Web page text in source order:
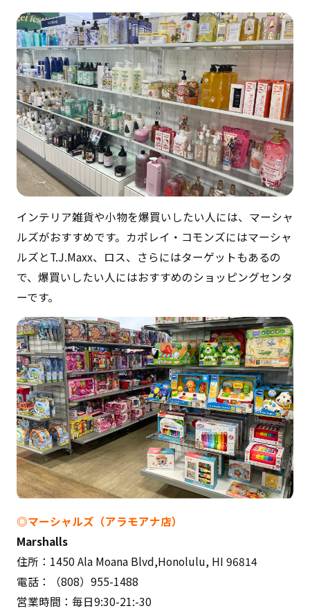
インテリア雑貨や小物を爆買いしたい人には、マーシャ
ルズがおすすめです。カポレイ・コモンズにはマーシャ
ルズとT.J.Maxx、ロス、さらにはターゲットもあるの
で、爆買いしたい人にはおすすめのショッピングセンタ
ーです。
◎マーシャルズ（アラモアナ店）
Marshalls
住所：1450 Ala Moana Blvd,Honolulu, HI 96814
電話：（808）955-1488
営業時間：毎日9:30-21:-30